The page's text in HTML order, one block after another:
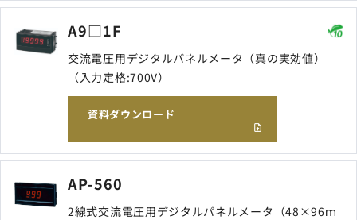
A9□1F
交流電圧用デジタルパネルメータ（真の実効値）
（入力定格:700V）
資料ダウンロード
AP-560
2線式交流電圧用デジタルパネルメータ（48×96ｍ